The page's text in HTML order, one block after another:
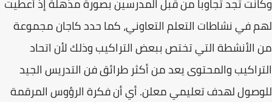
لهم في نشاطات التعلم التعاوني، كما حدد كاجان مجموعة
من الأنشطة التي تختص ببعض التراكيب وذلك لأن اتحاد
التراكيب والمحتوى يعد من أكثر طرائق فن التدريس الجيد
للوصول لهدف تعليمي معلن. أي أن فكرة الرؤوس المرقمة